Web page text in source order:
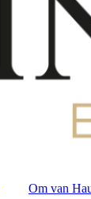
Om van